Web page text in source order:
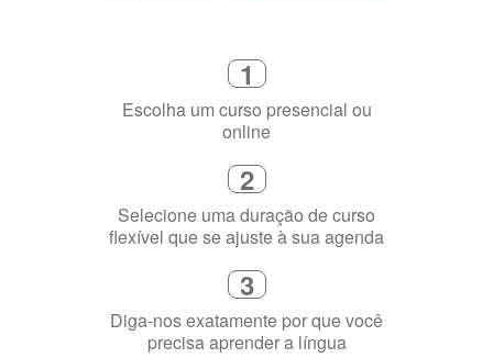
1
Escolha um curso presencial ou
online
2
Selecione uma duração de curso
flexível que se ajuste à sua agenda
3
Diga-nos exatamente por que você
precisa aprender a língua